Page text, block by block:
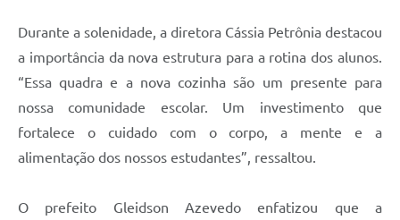
Durante a solenidade, a diretora Cássia Petrônia destacou
a importância da nova estrutura para a rotina dos alunos.
“Essa quadra e a nova cozinha são um presente para
nossa comunidade escolar. Um investimento que
fortalece o cuidado com o corpo, a mente e a
alimentação dos nossos estudantes”, ressaltou.
O prefeito Gleidson Azevedo enfatizou que a